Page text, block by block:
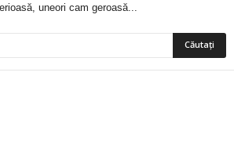
uneori cam geroasă...